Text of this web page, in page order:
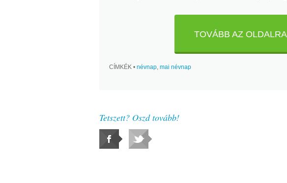
TOVÁBB AZ
CÍMKÉK • névnap, mai névnap
Tetszett? Oszd tovább!